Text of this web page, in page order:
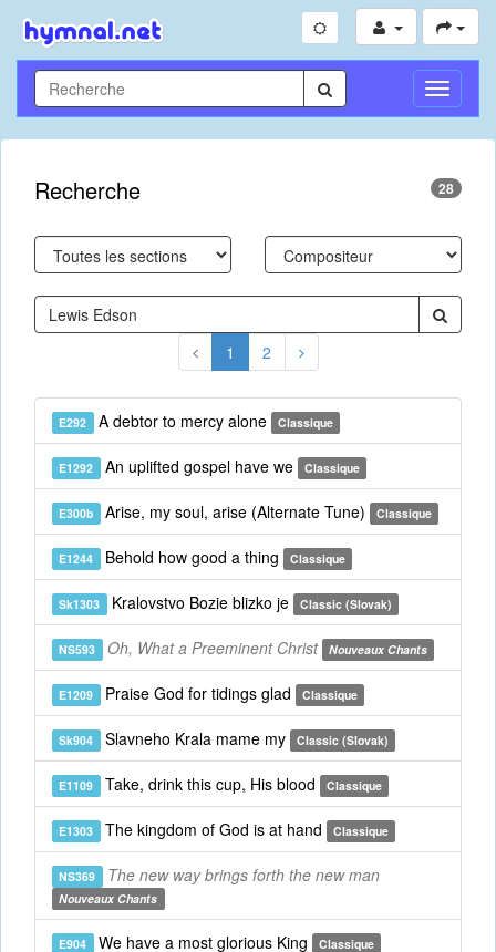
Toggle
Recherche 28
1 2
E292 A debtor to mercy alone Classique
E1292 An uplifted gospel have we Classique
E300b Arise, my soul, arise (Alternate Tune) Classique
E1244 Behold how good a thing Classique
Sk1303 Kralovstvo Bozie blizko je Classic (Slovak)
NS593 Oh, What a Preeminent Christ Nouveaux Chants
E1209 Praise God for tidings glad Classique
Sk904 Slavneho Krala mame my Classic (Slovak)
E1109 Take, drink this cup, His blood Classique
E1303 The kingdom of God is at hand Classique
NS369 The new way brings forth the new man
Nouveaux Chants
E904 We have a most glorious King Classique